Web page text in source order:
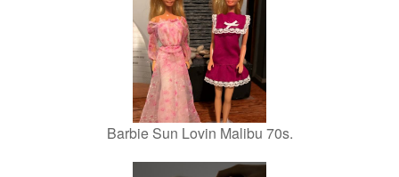
Barbie Sun Lovin Malibu 70s.